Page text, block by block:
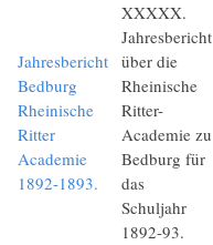
Jahresbericht
Bedburg
Rheinische
Ritter
Academie
1892-1893.
XXXXX.
Jahresbericht
über die
Rheinische
Ritter-
Academie zu
Bedburg für
das
Schuljahr
1892-93.